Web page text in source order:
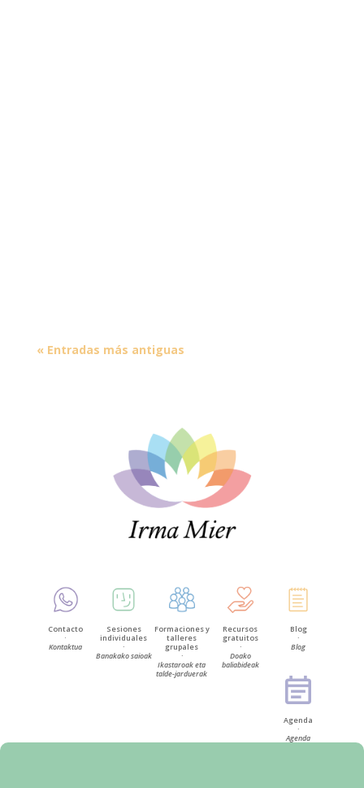
« Entradas más antiguas
Contacto
·
Kontaktua
Sesiones
individuales
·
Banakako saioak
Formaciones y
talleres
grupales
·
Ikastaroak eta
talde-jarduerak
Recursos
gratuitos
·
Doako
baliabideak
Blog
·
Blog
Agenda
·
Agenda